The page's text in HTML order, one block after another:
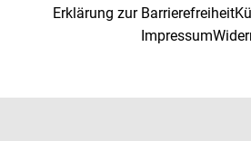
Erklärung zur Barrierefreiheit
Impressum